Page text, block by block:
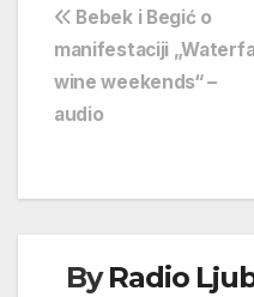
Navigacija
objava
Bebek i Begić o
manifestaciji
wine weekends“ –
audio
ByRadio